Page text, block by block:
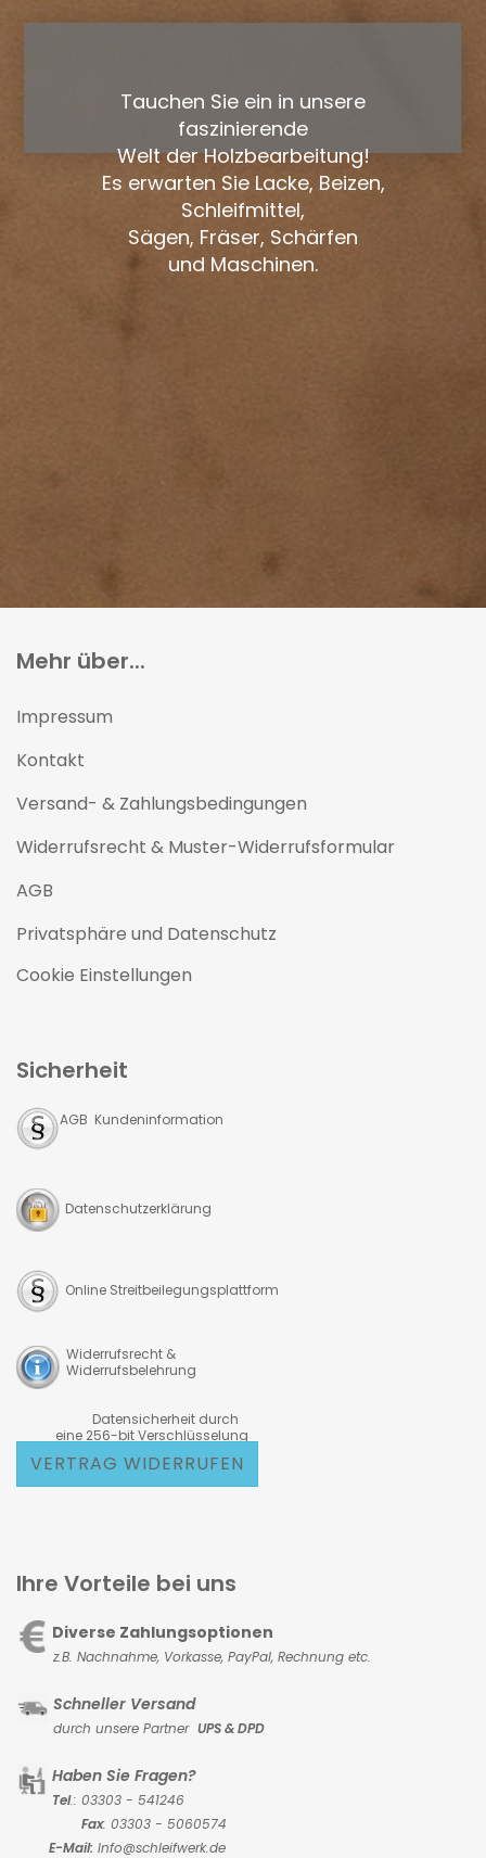
Tauchen Sie ein in unsere
faszinierende
Welt der Holzbearbeitung!
Es erwarten Sie Lacke, Beizen,
Schleifmittel,
Sägen, Fräser, Schärfen
und Maschinen.
Mehr über...
Impressum
Kontakt
Versand- & Zahlungsbedingungen
Widerrufsrecht & Muster-Widerrufsformular
AGB
Privatsphäre und Datenschutz
Cookie Einstellungen
Sicherheit
AGB Kundeninformation
Datenschutzerklärung
Online Streitbeilegungsplattform
Widerrufsrecht &
Widerrufsbelehrung
Datensicherheit durch
eine 256-bit Verschlüsselung
VERTRAG WIDERRUFEN
Ihre Vorteile bei uns
Diverse Zahlungsoptionen
z.B. Nachnahme, Vorkasse, PayPal, Rechnung etc.
Schneller Versand
durch unsere Partner UPS & DPD
Haben Sie Fragen?
Tel.: 03303 - 541246
Fax: 03303 - 5060574
E-Mail: Info@schleifwerk.de